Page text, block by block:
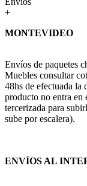
+
MONTEVIDEO
Envíos de paquetes
Muebles consultar
48hs de efectuada la
producto no entra en
tercerizada para
sube por escalera).
ENVÍOS AL